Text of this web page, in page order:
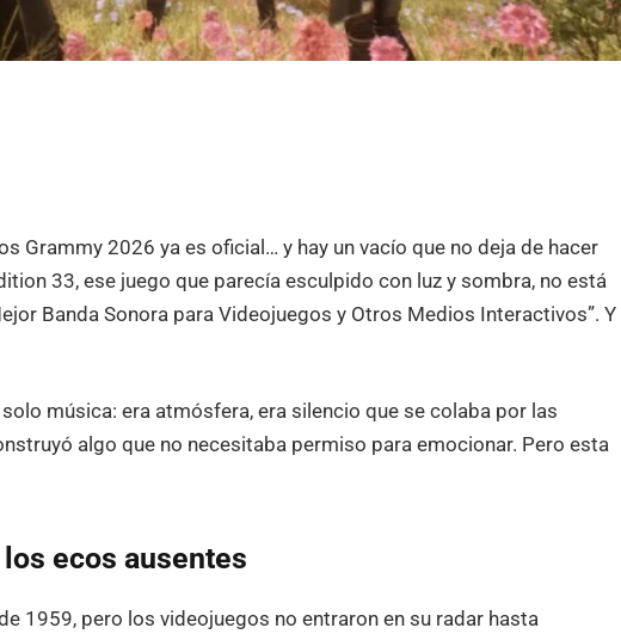
Grammy 2026 ya es oficial… y hay un vacío que no deja de hacer
33, ese juego que parecía esculpido con luz y sombra, no está
Banda Sonora para Videojuegos y Otros Medios Interactivos”. Y
música: era atmósfera, era silencio que se colaba por las
algo que no necesitaba permiso para emocionar. Pero esta
ecos ausentes
1959, pero los videojuegos no entraron en su radar hasta